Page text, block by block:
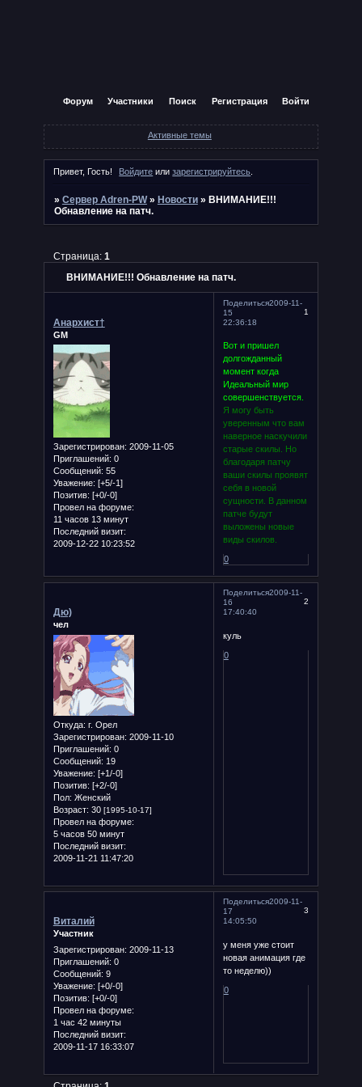
Форум Участники Поиск Регистрация Войти
Активные темы
Привет, Гость! Войдите илизарегистрируйтесь.
» Сервер Adren-PW » Новости » ВНИМАНИЕ!!!
Обнавление на патч.
ВНИМАНИЕ!!! Обнавление на патч.
Страница: 1
Поделиться
1
2009-11-
15
22:36:18
Анархист†
GM
Зарегистрирован: 2009-11-05
Приглашений: 0
Сообщений: 55
Уважение: [+5/-1]
Позитив: [+0/-0]
Провел на форуме:
11 часов 13 минут
Последний визит:
2009-12-22 10:23:52
Вот и пришел
долгожданный
момент когда
Идеальный мир
совершенствуется.
Я могу быть
уверенным что вам
наверное наскучили
старые скилы. Но
благодаря патчу
ваши скилы проявят
себя в новой
сущности. В данном
патче будут
выложены новые
виды скилов.
0
Поделиться
2
2009-11-
16
17:40:40
Дю)
чел
Откуда: г. Орел
Зарегистрирован: 2009-11-10
Приглашений: 0
Сообщений: 19
Уважение: [+1/-0]
Позитив: [+2/-0]
Пол: Женский
Возраст: 30 [1995-10-17]
Провел на форуме:
5 часов 50 минут
Последний визит:
2009-11-21 11:47:20
куль
0
Поделиться
3
2009-11-
17
14:05:50
Виталий
Участник
Зарегистрирован: 2009-11-13
Приглашений: 0
Сообщений: 9
Уважение: [+0/-0]
Позитив: [+0/-0]
Провел на форуме:
1 час 42 минуты
Последний визит:
2009-11-17 16:33:07
у меня уже стоит
новая анимация где
то неделю))
0